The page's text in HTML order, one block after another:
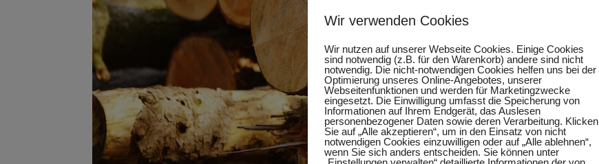
Wir verwenden Cookies
Wir nutzen auf unserer Webseite Cookies. Einige Cookies
sind notwendig (z.B. für den Warenkorb) andere sind nicht
notwendig. Die nicht-notwendigen Cookies helfen uns bei der
Optimierung unseres Online-Angebotes, unserer
Webseitenfunktionen und werden für Marketingzwecke
eingesetzt. Die Einwilligung umfasst die Speicherung von
Informationen auf Ihrem Endgerät, das Auslesen
personenbezogener Daten sowie deren Verarbeitung. Klicken
Sie auf „Alle akzeptieren“, um in den Einsatz von nicht
notwendigen Cookies einzuwilligen oder auf „Alle ablehnen“,
wenn Sie sich anders entscheiden. Sie können unter